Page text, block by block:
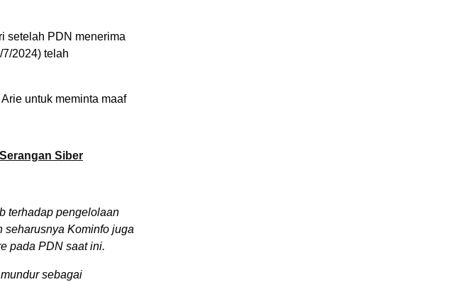
setelah PDN menerima
2024) telah
untuk meminta maaf
Siber
terhadap pengelolaan
seharusnya Kominfo juga
pada PDN saat ini.
sebagai